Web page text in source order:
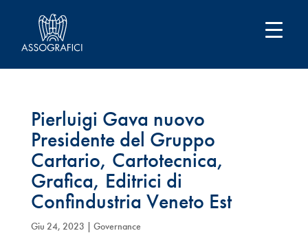
Pierluigi Gava nuovo
Presidente del Gruppo
Cartario, Cartotecnica,
Grafica, Editrici di
Confindustria Veneto Est
Giu 24, 2023 | Governance